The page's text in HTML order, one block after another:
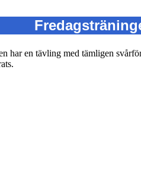
har en tävling med tämligen